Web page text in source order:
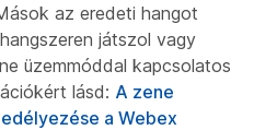
az eredeti hangot
játszol vagy
üzemmóddal kapcsolatos
lásd: A zene
a Webex